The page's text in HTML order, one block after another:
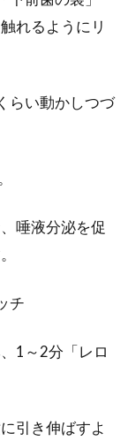
れるようにリ
らい動かしつづ
唾液分泌を促
チ
1～2分「レロ
引き伸ばすよ